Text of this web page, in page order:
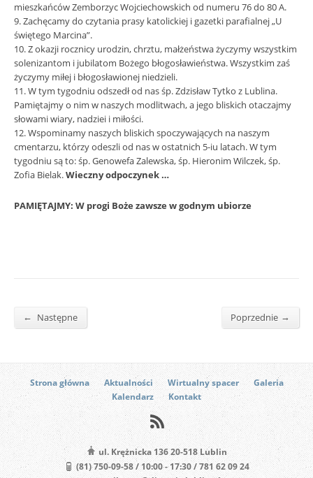
mieszkańców Zemborzyc Wojciechowskich od numeru 76 do 80 A.
9. Zachęcamy do czytania prasy katolickiej i gazetki parafialnej „U
świętego Marcina”.
10. Z okazji rocznicy urodzin, chrztu, małżeństwa życzymy wszystkim
solenizantom i jubilatom Bożego błogosławieństwa. Wszystkim zaś
życzymy miłej i błogosławionej niedzieli.
11. W tym tygodniu odszedł od nas śp. Zdzisław Tytko z Lublina.
Pamiętajmy o nim w naszych modlitwach, a jego bliskich otaczajmy
słowami wiary, nadziei i miłości.
12. Wspominamy naszych bliskich spoczywających na naszym
cmentarzu, którzy odeszli od nas w ostatnich 5-iu latach. W tym
tygodniu są to: śp. Genowefa Zalewska, śp. Hieronim Wilczek, śp.
Zofia Bielak.Wieczny odpoczynek …
PAMIĘTAJMY: W progi Boże zawsze w godnym ubiorze
← Następne Poprzednie →
Strona główna Aktualności Wirtualny spacer
Galeria
Kalendarz
Kontakt
ul. Krężnicka 136 20-518 Lublin
(81) 750-09-58 / 10:00 - 17:30 / 781 62 09 24